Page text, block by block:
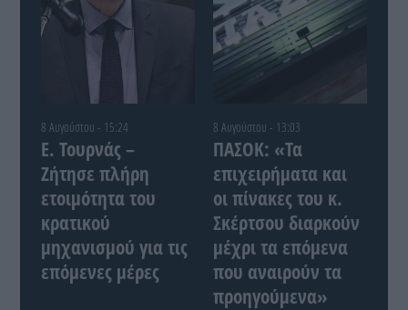
8 Αυγούστου - 15:24
Ε. Τουρνάς –
Ζήτησε πλήρη
ετοιμότητα του
κρατικού
μηχανισμού για τις
επόμενες μέρες
8 Αυγούστου - 13:03
ΠΑΣΟΚ: «Τα
επιχειρήματα και
οι πίνακες του κ.
Σκέρτσου διαρκούν
μέχρι τα επόμενα
που αναιρούν τα
προηγούμενα»